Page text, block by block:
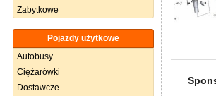
Zabytkowe
Pojazdy użytkowe
Autobusy
Ciężarówki
Dostawcze